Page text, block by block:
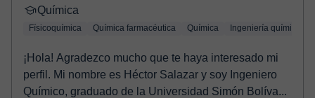
Química
Físicoquímica Química farmacéutica Química Ingeniería química
¡Hola! Agradezco mucho que te haya interesado mi
perfil. Mi nombre es Héctor Salazar y soy Ingeniero
Químico, graduado de la Universidad Simón Bolíva...